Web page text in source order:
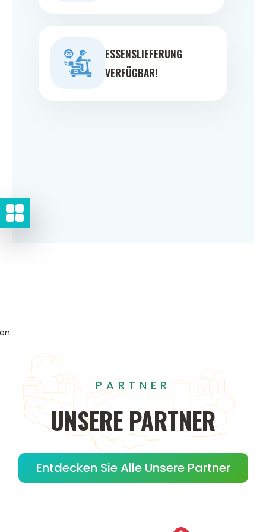
ESSENSLIEFERUNG
VERFÜGBAR!
PARTNER
UNSERE PARTNER
Entdecken Sie Alle Unsere Partner